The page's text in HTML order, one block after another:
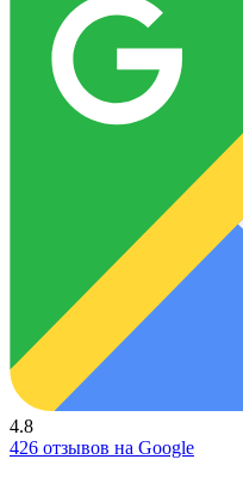
4.8
426 отзывов на Google